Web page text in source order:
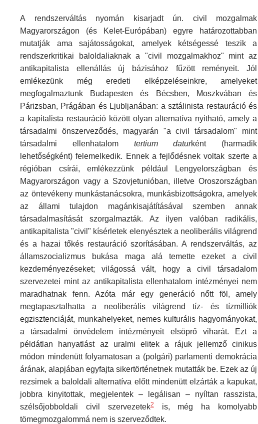
A rendszerváltás nyomán kisarjadt ún. civil mozgalmak
Magyarországon (és Kelet-Európában) egyre határozottabban
mutatják ama sajátosságokat, amelyek kétségessé teszik a
rendszerkritikai baloldaliaknak a "civil mozgalmakhoz" mint az
antikapitalista ellenállás új bázisához fűzött reményeit. Jól
emlékezünk még eredeti elképzeléseinkre, amelyeket
megfogalmaztunk Budapesten és Bécsben, Moszkvában és
Párizsban, Prágában és Ljubljanában: a sztálinista restauráció és
a kapitalista restauráció között olyan alternatíva nyitható, amely a
társadalmi önszerveződés, magyarán "a civil társadalom" mint
társadalmi ellenhatalom tertium daturként (harmadik
lehetőségként) felemelkedik. Ennek a fejlődésnek voltak szerte a
régióban csírái, emlékezzünk például Lengyelországban és
Magyarországon vagy a Szovjetunióban, illetve Oroszországban
az öntevékeny munkástanácsokra, munkásbizottságokra, amelyek
az állami tulajdon magánkisajátításával szemben annak
társadalmasítását szorgalmazták. Az ilyen valóban radikális,
antikapitalista "civil" kísérletek elenyésztek a neoliberális világrend
és a hazai tőkés restauráció szorításában. A rendszerváltás, az
államszocializmus bukása maga alá temette ezeket a civil
kezdeményezéseket; világossá vált, hogy a civil társadalom
szervezetei mint az antikapitalista ellenhatalom intézményei nem
maradhatnak fenn. Azóta már egy generáció nőtt föl, amely
megtapasztalhatta a neoliberális világrend tíz- és tízmilliók
egzisztenciáját, munkahelyeket, nemes kulturális hagyományokat,
a társadalmi önvédelem intézményeit elsöprő viharát. Ezt a
példátlan hanyatlást az uralmi elitek a rájuk jellemző cinikus
módon mindenütt folyamatosan a (polgári) parlamenti demokrácia
árának, alapjában egyfajta sikertörténetnek mutatták be. Ezek az új
rezsimek a baloldali alternatíva előtt mindenütt elzárták a kapukat,
jobbra kinyitottak, megjelentek – legálisan – nyíltan rasszista,
szélsőjobboldali civil szervezetek2
is, még ha komolyabb
tömegmozgalommá nem is szerveződtek.